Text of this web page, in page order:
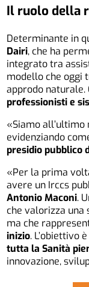
Il ruolo della
Determinante in
Dairi, che ha
integrato tra
modello che oggi
approdo naturale.
professionisti e
«Siamo all’ultimo
evidenziando
presidio pubblico
«Per la prima
avere un Irccs
Antonio Maconi.
che valorizza
ma che
inizio. L’obiettivo
tutta la Sanità
innovazione,